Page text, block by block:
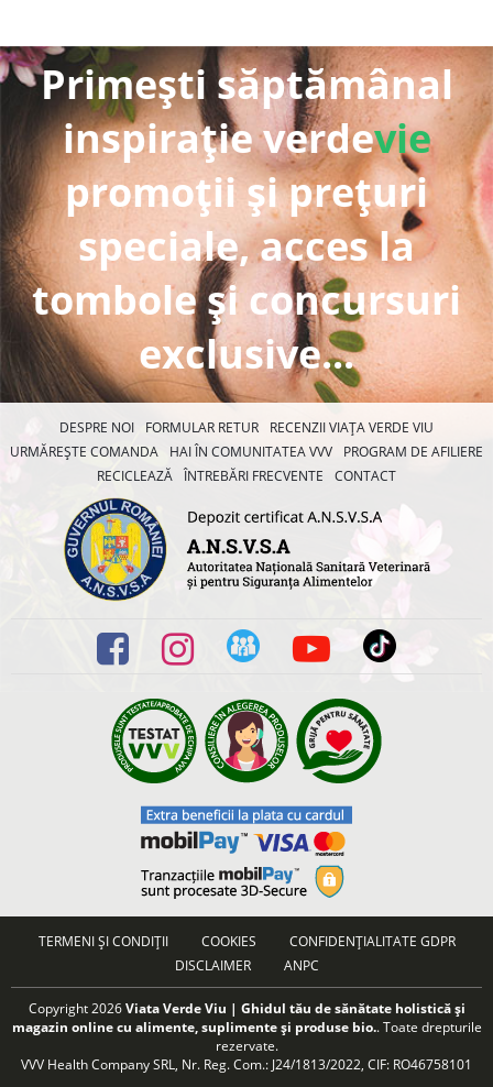
Primești săptămânal
inspirație verdevie
promoții și prețuri
speciale, acces la
tombole și concursuri
exclusive...
DESPRE NOI FORMULAR RETUR
RECENZII VIAȚA VERDE VIU
URMĂREȘTE COMANDA
HAI ÎN COMUNITATEA VVV
PROGRAM DE AFILIERE
RECICLEAZĂ ÎNTREBĂRI FRECVENTE CONTACT
TERMENI ȘI CONDIȚII COOKIES
CONFIDENȚIALITATE GDPR
DISCLAIMER
ANPC
Copyright 2026Viata Verde Viu | Ghidul tău de sănătate holistică și
magazin online cu alimente, suplimente și produse bio.. Toate drepturile
rezervate.
VVV Health Company SRL, Nr. Reg. Com.: J24/1813/2022, CIF: RO46758101